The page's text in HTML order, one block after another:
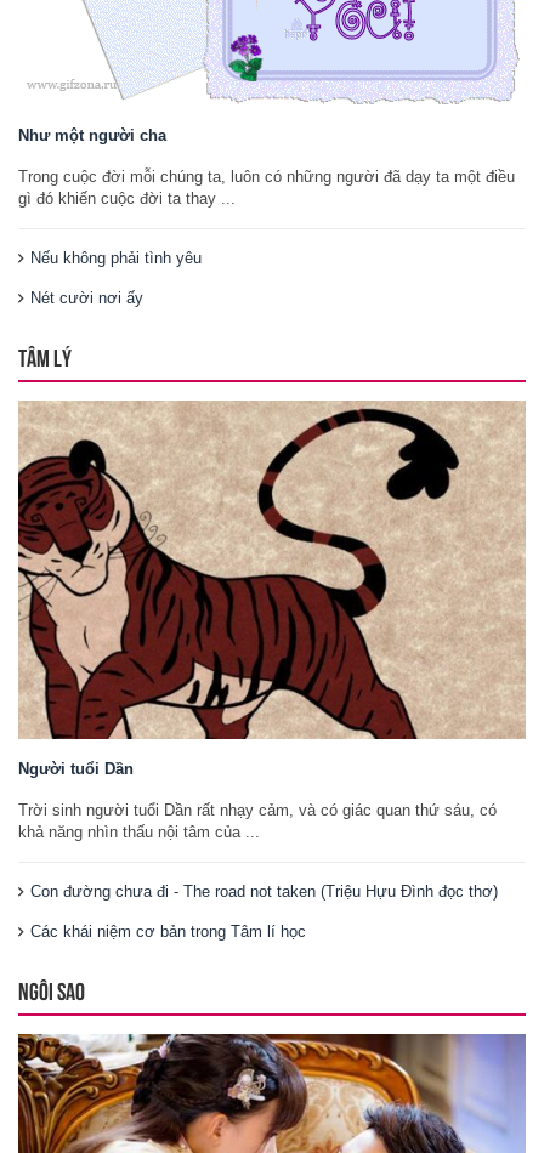
Như một người cha
Trong cuộc đời mỗi chúng ta, luôn có những người đã dạy ta một điều
gì đó khiến cuộc đời ta thay ...
Nếu không phải tình yêu
Nét cười nơi ấy
TÂM LÝ
Người tuổi Dần
Trời sinh người tuổi Dần rất nhạy cảm, và có giác quan thứ sáu, có
khả năng nhìn thấu nội tâm của ...
Con đường chưa đi - The road not taken (Triệu Hựu Đình đọc thơ)
Các khái niệm cơ bản trong Tâm lí học
NGÔI SAO